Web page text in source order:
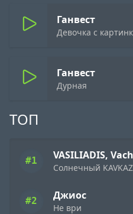
ТОП
#1
Солнечный KAVKAZ
#2 Джиос
Не ври
Ганвест
Девочка с
Ганвест
Дурная